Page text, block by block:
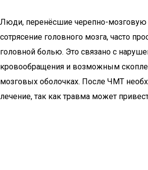
Люди, перенёсшие черепно-мозговую
сотрясение головного мозга, часто
головной болью. Это связано с
кровообращения и возможным
мозговых оболочках. После ЧМТ
лечение, так как травма может